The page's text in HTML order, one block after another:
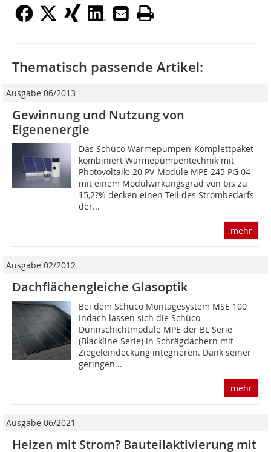
Thematisch passende Artikel:
Ausgabe 06/2013
Gewinnung und Nutzung von
Eigenenergie
Das Schüco Wärmepumpen-Komplettpaket
kombiniert Wärmepumpentechnik mit
Photovoltaik: 20 PV-Module MPE 245 PG 04
mit einem Modulwirkungsgrad von bis zu
15,2?% decken einen Teil des Strombedarfs
der...
mehr
Ausgabe 02/2012
Dachflächengleiche Glasoptik
Bei dem Schüco Montagesystem MSE 100
Indach lassen sich die Schüco
Dünnschichtmodule MPE der BL Serie
(Blackline-Serie) in Schrägdächern mit
Ziegeleindeckung integrieren. Dank seiner
geringen...
mehr
Ausgabe 06/2021
Heizen mit Strom? Bauteilaktivierung mit